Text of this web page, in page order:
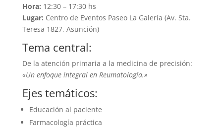
Hora: 12:30 – 17:30 hs
Lugar: Centro de Eventos Paseo La Galería (Av. Sta.
Teresa 1827, Asunción)
Tema central:
De la atención primaria a la medicina de precisión:
«Un enfoque integral en Reumatología.»
Ejes temáticos:
Educación al paciente
Farmacología práctica